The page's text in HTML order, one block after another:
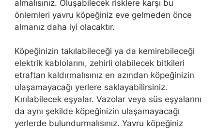
almalısınız. Oluşabilecek risklere karşı bu
önlemleri yavru köpeğiniz eve gelmeden önce
almanız daha iyi olacaktır.
Köpeğinizin takılabileceği ya da kemirebileceği
elektrik kablolarını, zehirli olabilecek bitkileri
etraftan kaldırmalısınız en azından köpeğinizin
ulaşamayacağı yerlere saklayabilirsiniz.
Kırılabilecek eşyalar. Vazolar veya süs eşyalarını
da aynı şekilde köpeğinizin ulaşamayacağı
yerlerde bulundurmalısınız. Yavru köpeğiniz